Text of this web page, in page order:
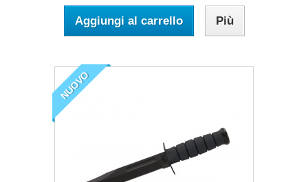
Aggiungi al carrello Più
NUOVO